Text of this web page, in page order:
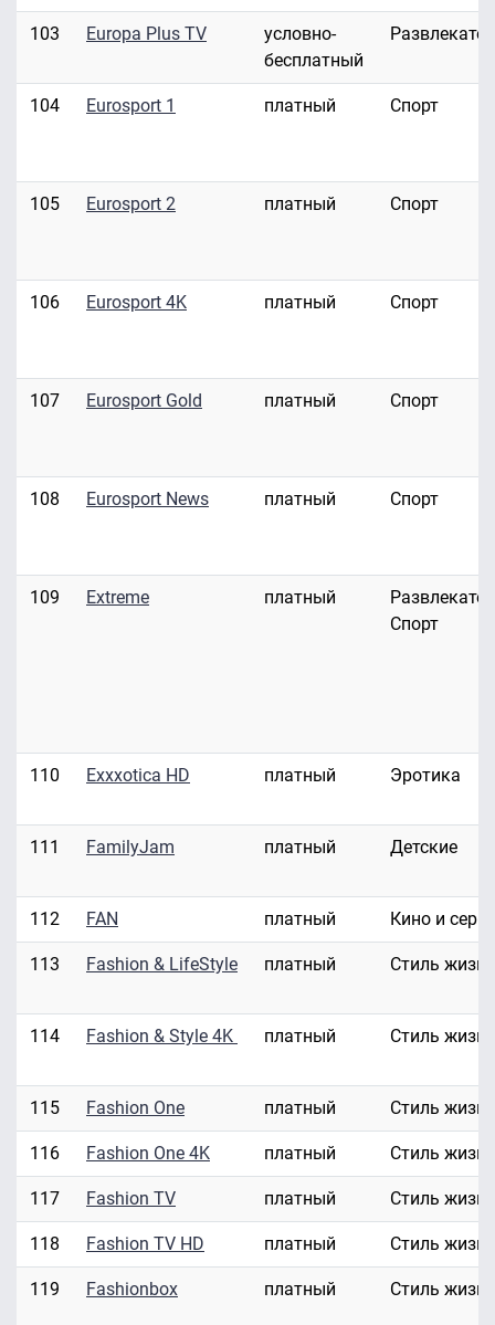
103 Europa Plus TV
условно-
бесплатный
104 Eurosport 1 платный Спорт
105 Eurosport 2 платный Спорт
106 Eurosport 4K платный Спорт
107 Eurosport Gold платный Спорт
108 Eurosport News платный Спорт
109 Extreme платный
Спорт
110 Exxxotica HD платный Эротика
111 FamilyJam платный Детские
112 FAN платный Кино и
113 Fashion & LifeStyle платный Стиль жизни
114 Fashion & Style 4K платный Стиль жизни
115 Fashion One платный Стиль жизни
116 Fashion One 4K платный Стиль жизни
117 Fashion TV платный Стиль жизни
118 Fashion TV HD платный Стиль жизни
119 Fashionbox платный Стиль жизни